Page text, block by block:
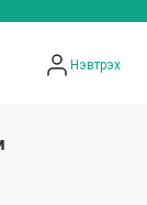
Нэвтрэх